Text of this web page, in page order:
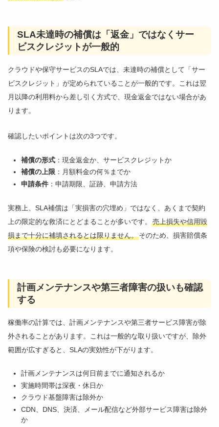
SLA未達時の補償は「返金」ではなくサー
ビスクレジットが一般的
クラウドや保守サービスのSLAでは、未達時の補償として「サー
ビスクレジット」が定められていることが一般的です。これは翌
月以降の利用料から差し引く方式で、現金返金ではない場合があ
ります。
確認したいポイントは次の3つです。
補償の形式 ：現金返金か、サービスクレジットか
補償の上限 ：月額料金の何％までか
申請条件 ：申請期限、証跡、申請方法
実務上、SLA補償は「実損害の穴埋め」ではなく、あくまで契約
上の限定的な救済にとどまることが多いです。売上損失や信用毀
損まで十分に補填されるとは限りません。そのため、損害賠償条
項や保険の検討も必要になります。
計画メンテナンスや第三者障害の扱いも確認
する
稼働率の計算では、計画メンテナンスや第三者サービス障害が除
外されることがあります。これは一般的な取り扱いですが、除外
範囲が広すぎると、SLAの実効性が下がります。
計画メンテナンスは何日前までに通知されるか
実施時間帯は深夜・休日か
クラウド基盤障害は除外か
CDN、DNS、決済、メール配信など外部サービス障害は除外
か